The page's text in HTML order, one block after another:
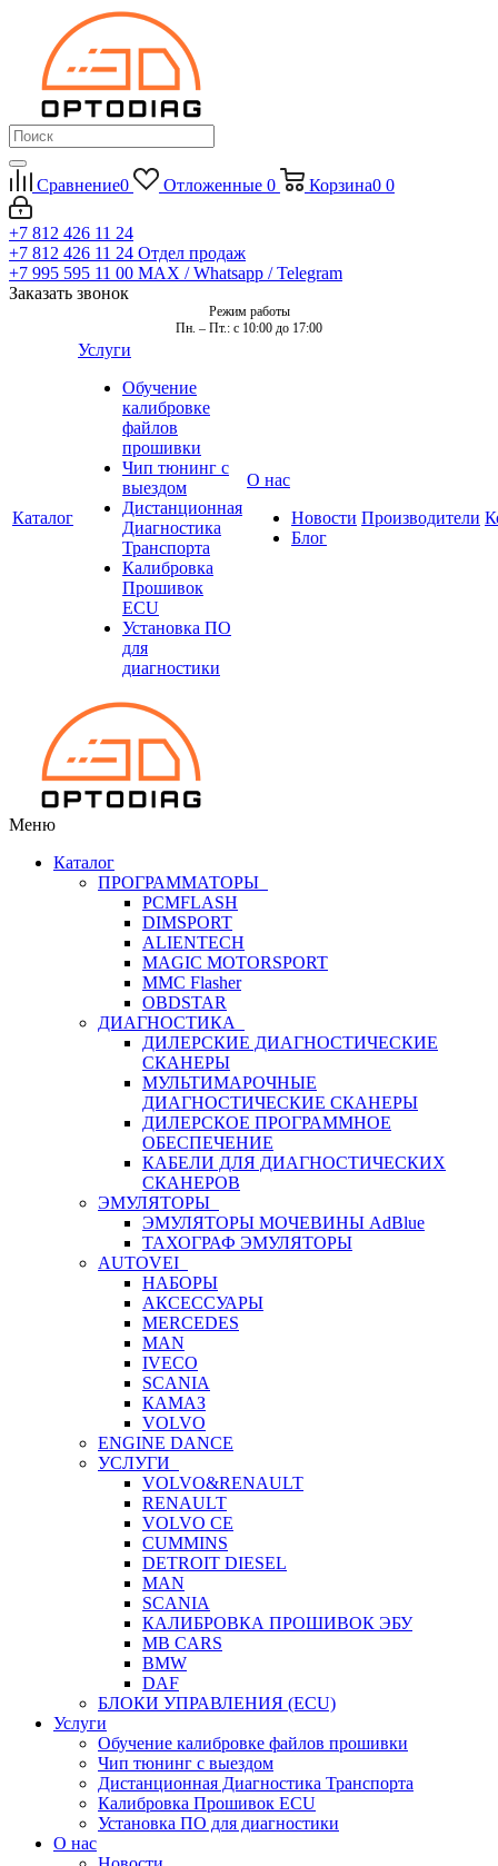
Сравнение0 Отложенные 0 Корзина0 0
+7 812 426 11 24
+7 812 426 11 24 Отдел продаж
+7 995 595 11 00 MAX / Whatsapp / Telegram
Заказать звонок
Режим работы
Пн. – Пт.: с 10:00 до 17:00
Каталог
Услуги
Обучение
калибровке
файлов
прошивки
Чип тюнинг с
выездом
Дистанционная
Диагностика
Транспорта
Калибровка
Прошивок
ECU
Установка ПО
для
диагностики
О нас
Новости
Блог
Производители
Меню
Каталог
ПРОГРАММАТОРЫ
PCMFLASH
DIMSPORT
ALIENTECH
MAGIC MOTORSPORT
MMC Flasher
OBDSTAR
ДИАГНОСТИКА
ДИЛЕРСКИЕ ДИАГНОСТИЧЕСКИЕ
СКАНЕРЫ
МУЛЬТИМАРОЧНЫЕ
ДИАГНОСТИЧЕСКИЕ СКАНЕРЫ
ДИЛЕРСКОЕ ПРОГРАММНОЕ
ОБЕСПЕЧЕНИЕ
КАБЕЛИ ДЛЯ ДИАГНОСТИЧЕСКИХ
СКАНЕРОВ
ЭМУЛЯТОРЫ
ЭМУЛЯТОРЫ МОЧЕВИНЫ АdBlue
ТАХОГРАФ ЭМУЛЯТОРЫ
AUTOVEI
НАБОРЫ
АКСЕССУАРЫ
MERCEDES
MAN
IVECO
SCANIA
КАМАЗ
VOLVO
ENGINE DANCE
УСЛУГИ
VOLVO&RENAULT
RENAULT
VOLVO CE
CUMMINS
DETROIT DIESEL
MAN
SCANIA
КАЛИБРОВКА ПРОШИВОК ЭБУ
MB CARS
BMW
DAF
БЛОКИ УПРАВЛЕНИЯ (ECU)
Услуги
Обучение калибровке файлов прошивки
Чип тюнинг с выездом
Дистанционная Диагностика Транспорта
Калибровка Прошивок ECU
Установка ПО для диагностики
О нас